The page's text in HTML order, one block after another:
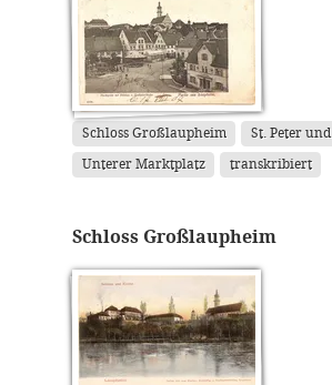
Schloss Großlaupheim St. Peter
Unterer Marktplatz transkribiert
Schloss Großlaupheim